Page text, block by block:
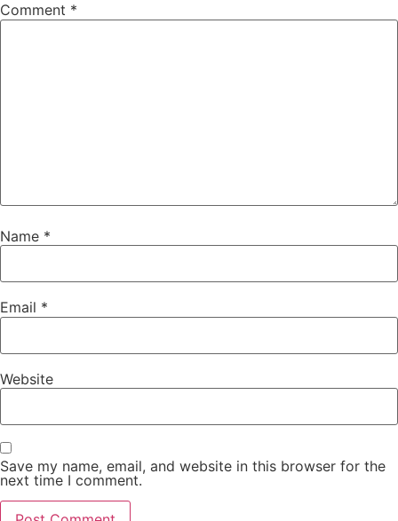
Comment *
Name *
Email *
Website
Save my name, email, and website in this browser for the
next time I comment.